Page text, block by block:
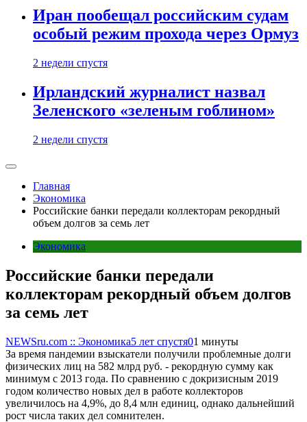
Иран пообещал российским судам
особый режим прохода через Ормуз
2 недели спустя
Ирландский журналист назвал
Зеленского «зеленым гоблином»
2 недели спустя
Главная
Экономика
Российские банки передали коллекторам рекордный
объем долгов за семь лет
Экономика
Российские банки передали
коллекторам рекордный объем долгов
за семь лет
NEWSru.com :: Экономика5 лет спустя01 минуты
За время пандемии взыскатели получили проблемные долги
физических лиц на 582 млрд руб. - рекордную сумму как
минимум с 2013 года. По сравнению с докризисным 2019
годом количество новых дел в работе коллекторов
увеличилось на 4,9%, до 8,4 млн единиц, однако дальнейший
рост числа таких дел сомнителен.